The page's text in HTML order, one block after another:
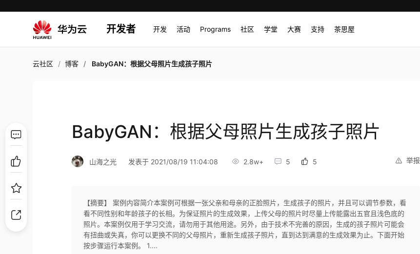
开发者 开发 活动 Programs 社区 学堂 大赛 支持 茶思屋
云社区 博客 BabyGAN：根据父母照片生成孩子照片
BabyGAN：根据父母照片生成孩子照片
举报
山海之光 发表于 2021/08/19 11:04:08 2.8w+ 5 5
【摘要】 案例内容简介本案例可根据一张父亲和母亲的正脸照片，生成孩子的照片，并且可以调节参数，看
看不同性别和年龄孩子的长相。为保证照片的生成效果，上传父母的照片时尽量上传能露出五官且浅色底的
照片。本案例仅用于学习交流，请勿用于其他用途。另外，由于技术不完善的原因，生成的孩子照片可能会
有扭曲或失真，你可以更换不同的父母照片，重新生成孩子照片，直到达到满意的生成效果为止。下面开始
按步骤运行本案例。 1....